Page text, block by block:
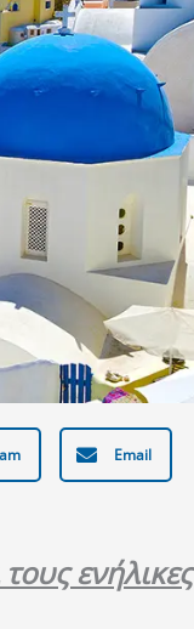
Email
ενήλικες